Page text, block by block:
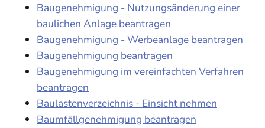
Baugenehmigung - Nutzungsänderung einer
baulichen Anlage beantragen
Baugenehmigung - Werbeanlage beantragen
Baugenehmigung beantragen
Baugenehmigung im vereinfachten Verfahren
beantragen
Baulastenverzeichnis - Einsicht nehmen
Baumfällgenehmigung beantragen